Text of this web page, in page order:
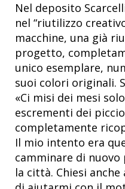
Nel deposito
nel “riutilizzo
macchine, una già
progetto,
unico esemplare,
suoi colori originali.
«Ci misi dei mesi
escrementi dei
completamente
Il mio intento era
camminare di
la città. Chiesi